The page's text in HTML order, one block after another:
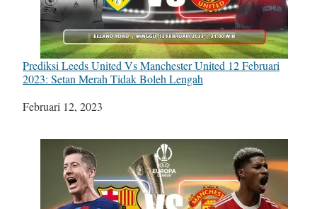
Prediksi Leeds United Vs Manchester United 12 Februari
2023: Setan Merah Tidak Boleh Lengah
Tanggal
Februari 12, 2023